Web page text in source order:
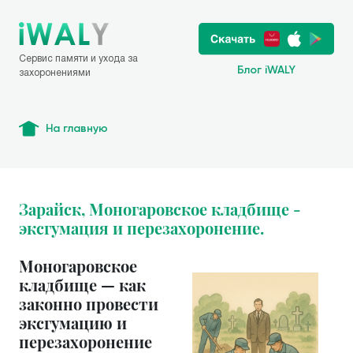
Сервис памяти и ухода за
захоронениями
Блог iWALY
На главную
Зарайск, Моногаровское кладбище -
эксгумация и перезахоронение.
Моногаровское
кладбище — как
законно провести
эксгумацию и
перезахоронение